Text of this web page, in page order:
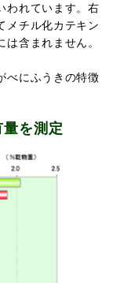
われています。右
メチル化カテキン
含まれません。
べにふうきの特徴
を測定